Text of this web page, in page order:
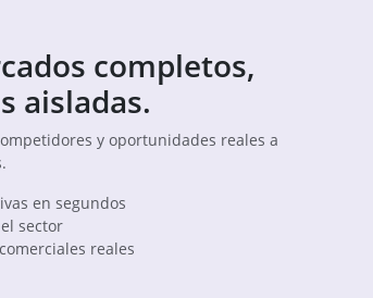
completos,
aisladas.
y oportunidades reales a
en segundos
sector
reales